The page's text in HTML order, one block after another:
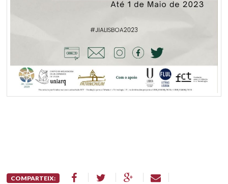
COMPARTEIX: